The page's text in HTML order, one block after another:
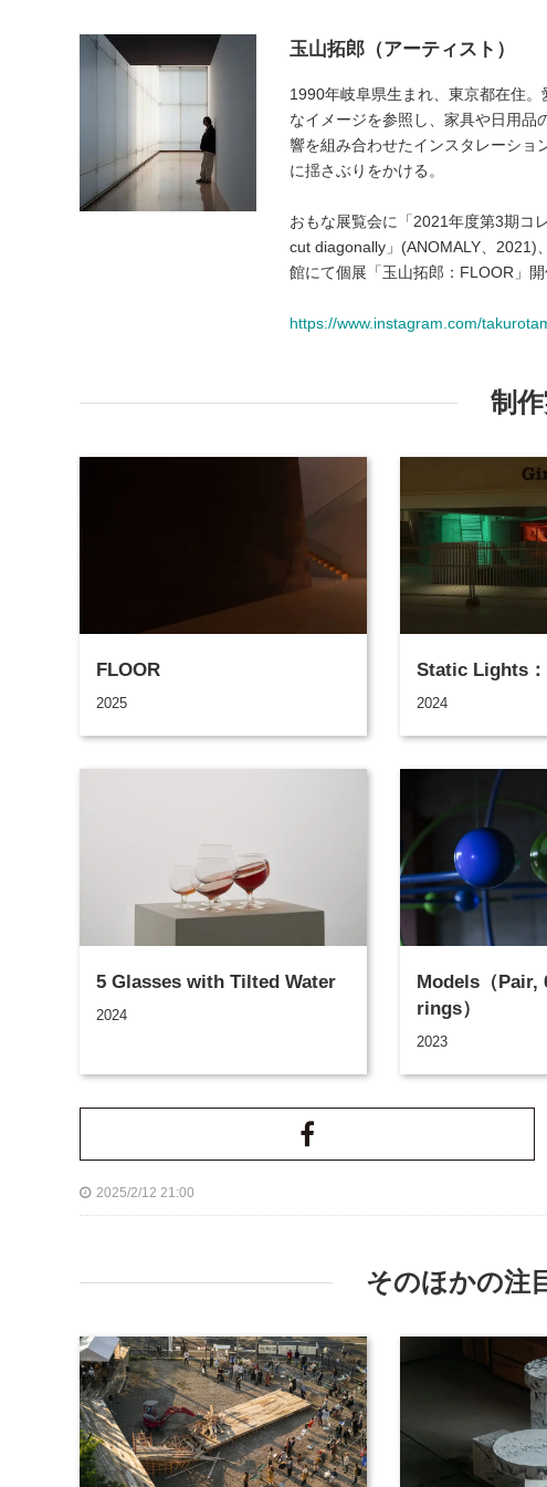
玉山拓郎（アーティスト）
1990年岐阜県生まれ、東京都在住
なイメージを参照し、家具や日用品
響を組み合わせたインスタレーショ
に揺さぶりをかける。
おもな展覧会に「2021年度第3期コ
cut diagonally」(ANOMALY、2021)
館にて個展「玉山拓郎：FLOOR」開
https://www.instagram.com/
制
FLOOR
2025
Static Lights
2024
5 Glasses with Tilted Water
2024
Models（Pair,
rings）
2023
2025/2/12 21:00
そのほかの注